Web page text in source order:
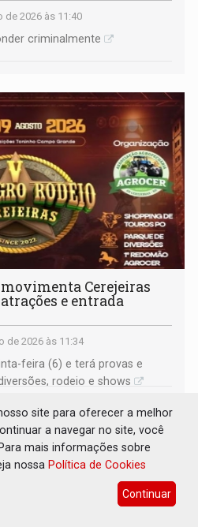
de 2026 às 11:40
criminalmente
movimenta Cerejeiras
e entrada
de 2026 às 11:34
feira (6) e terá provas e
rodeio e shows
site para oferecer a melhor
a navegar no site, você
mais informações sobre
nossa Política de Cookies
Continuar